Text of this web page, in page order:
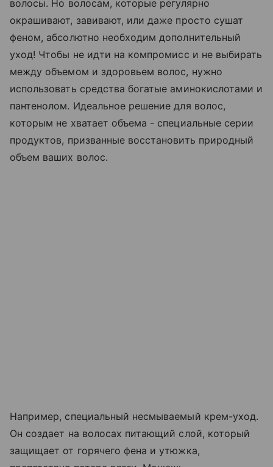
волосы. Но волосам, которые регулярно
окрашивают, завивают, или даже просто сушат
феном, абсолютно необходим дополнительный
уход! Чтобы не идти на компромисс и не выбирать
между объемом и здоровьем волос, нужно
использовать средства богатые аминокислотами и
пантенолом. Идеальное решение для волос,
которым не хватает объема - специальные серии
продуктов, призванные восстановить природный
объем ваших волос.
Например, специальный несмываемый крем-уход.
Он создает на волосах питающий слой, который
защищает от горячего фена и утюжка,